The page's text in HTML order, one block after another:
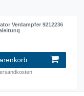
Verdampfer 9212236